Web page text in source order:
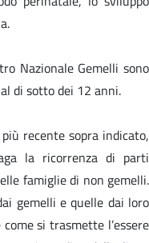
Nazionale Gemelli sono
di sotto dei 12 anni.
recente sopra indicato,
la ricorrenza di parti
famiglie di non gemelli.
gemelli e quelle dai loro
si trasmette l’essere